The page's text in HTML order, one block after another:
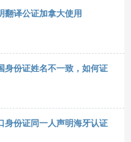
翻译公证加拿大使用
身份证姓名不一致，如何证
身份证同一人声明海牙认证